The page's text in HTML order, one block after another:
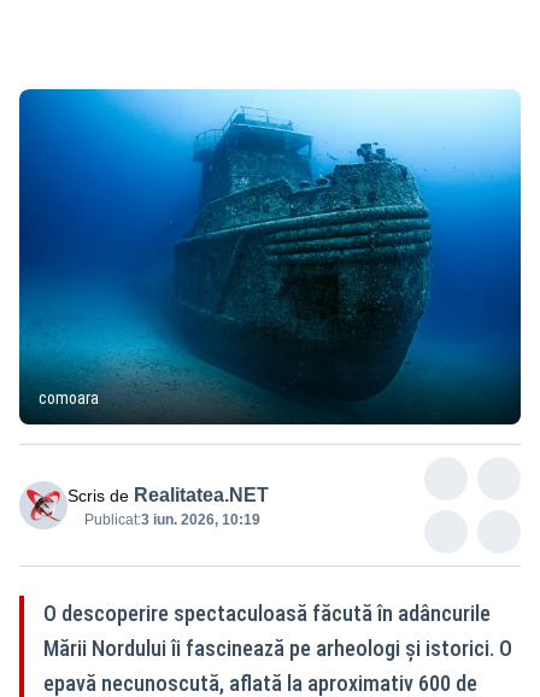
comoara
Scris de Realitatea.NET
Publicat:3 iun. 2026, 10:19
O descoperire spectaculoasă făcută în adâncurile
Mării Nordului îi fascinează pe arheologi și istorici. O
epavă necunoscută, aflată la aproximativ 600 de